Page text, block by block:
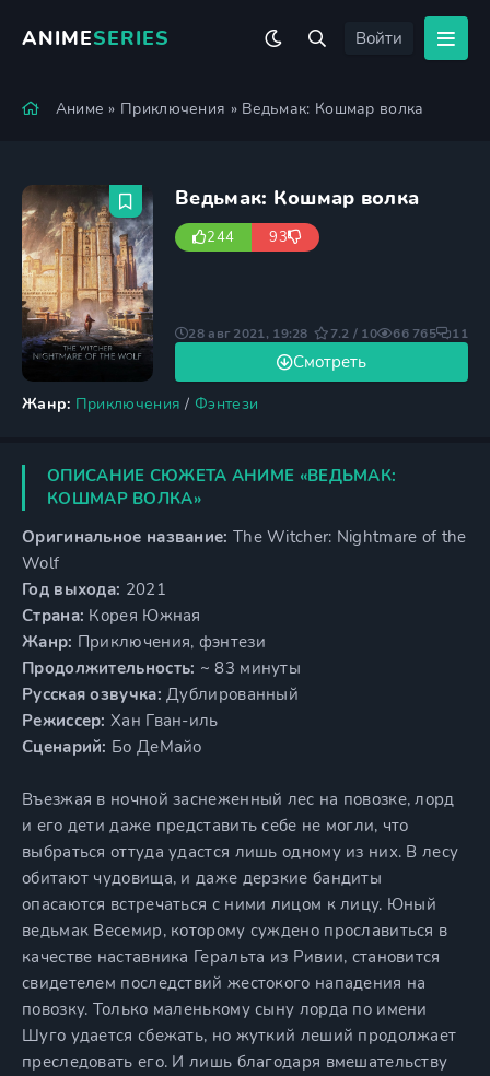
ANIMESERIES Войти
Аниме » Приключения » Ведьмак: Кошмар волка
Ведьмак: Кошмар волка
244 93
Жанр: Приключения / Фэнтези
Смотреть
28 авг 2021, 19:28 7.2 / 10 66 765 11
ОПИСАНИЕ СЮЖЕТА АНИМЕ «ВЕДЬМАК:
КОШМАР ВОЛКА»
Оригинальное название: The Witcher: Nightmare of the
Wolf
Год выхода: 2021
Страна: Корея Южная
Жанр: Приключения, фэнтези
Продолжительность: ~ 83 минуты
Русская озвучка: Дублированный
Режиссер: Хан Гван-иль
Сценарий: Бо ДеМайо
Въезжая в ночной заснеженный лес на повозке, лорд
и его дети даже представить себе не могли, что
выбраться оттуда удастся лишь одному из них. В лесу
обитают чудовища, и даже дерзкие бандиты
опасаются встречаться с ними лицом к лицу. Юный
ведьмак Весемир, которому суждено прославиться в
качестве наставника Геральта из Ривии, становится
свидетелем последствий жестокого нападения на
повозку. Только маленькому сыну лорда по имени
Шуго удается сбежать, но жуткий леший продолжает
преследовать его. И лишь благодаря вмешательству